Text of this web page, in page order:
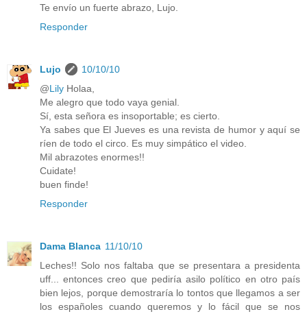
Te envío un fuerte abrazo, Lujo.
Responder
Lujo
10/10/10
@Lily Holaa,
Me alegro que todo vaya genial.
Sí, esta señora es insoportable; es cierto.
Ya sabes que El Jueves es una revista de humor y aquí se
ríen de todo el circo. Es muy simpático el video.
Mil abrazotes enormes!!
Cuidate!
buen finde!
Responder
Dama Blanca 11/10/10
Leches!! Solo nos faltaba que se presentara a presidenta
uff... entonces creo que pediría asilo político en otro país
bien lejos, porque demostraría lo tontos que llegamos a ser
los españoles cuando queremos y lo fácil que se nos